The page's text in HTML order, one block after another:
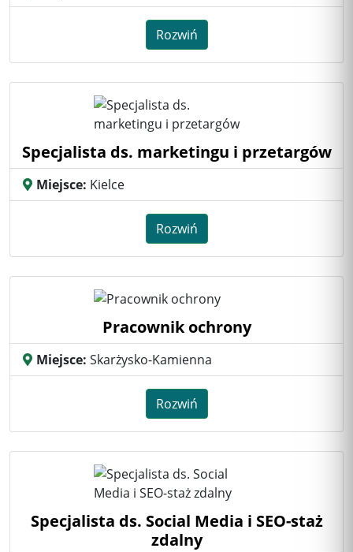
Rozwiń
Specjalista ds. marketingu i przetargów
Miejsce: Kielce
Rozwiń
Pracownik ochrony
Miejsce: Skarżysko-Kamienna
Rozwiń
Specjalista ds. Social Media i SEO-staż
zdalny